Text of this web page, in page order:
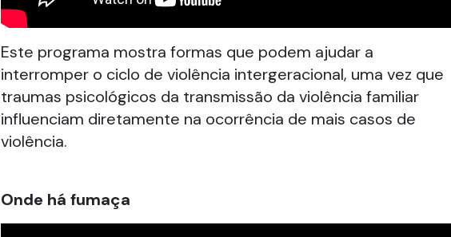
Este programa mostra formas que podem ajudar a
interromper o ciclo de violência intergeracional, uma vez que
traumas psicológicos da transmissão da violência familiar
influenciam diretamente na ocorrência de mais casos de
violência.
Onde há fumaça